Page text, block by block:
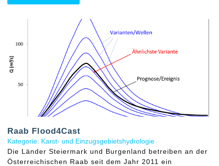
Raab Flood4Cast
Kategorie: Karst- und Einzugsgebietshydrologie
Die Länder Steiermark und Burgenland betreiben an der
Österreichischen Raab seit dem Jahr 2011 ein